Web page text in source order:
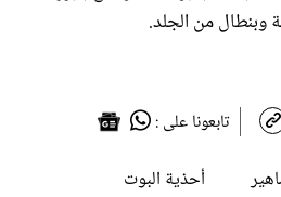
من الجلد.
تابعونا على :
أحذية البوت